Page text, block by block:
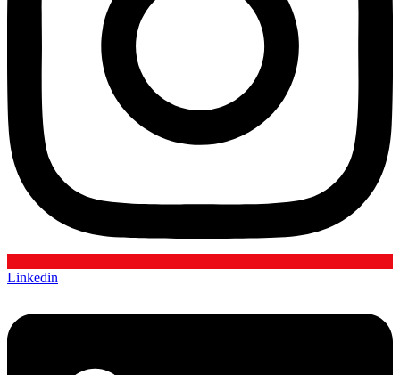
Linkedin